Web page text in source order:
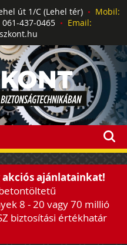
út 1/C (Lehel tér) • Mobil:
061-437-0465 • Email:
akciós ajánlatainkat!
8 - 20 vagy 70 millió
biztosítási értékhatár